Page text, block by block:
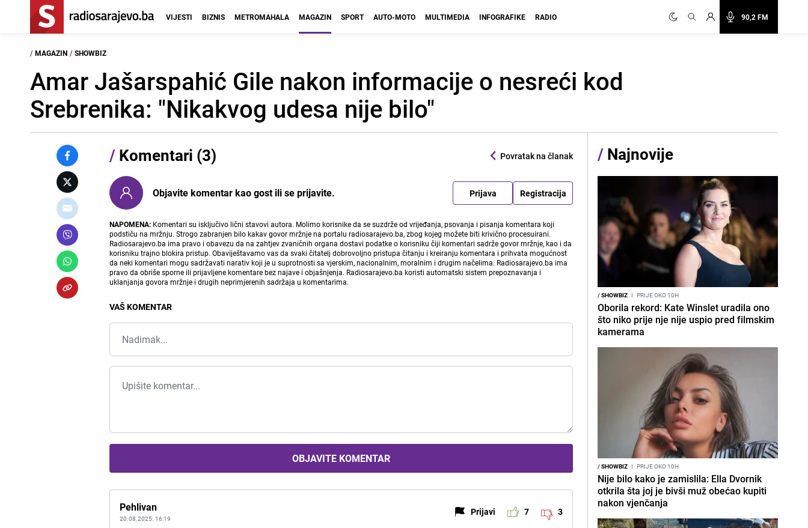
90,2 FM
VIJESTI BIZNIS METROMAHALA MAGAZIN SPORT AUTO-MOTO MULTIMEDIA INFOGRAFIKE RADIO
/ MAGAZIN / SHOWBIZ
Amar Jašarspahić Gile nakon informacije o nesreći kod
Srebrenika: "Nikakvog udesa nije bilo"
/ Komentari (3) Povratak na članak
Objavite komentar kao gost ili se prijavite. Prijava Registracija
NAPOMENA: Komentari su isključivo lični stavovi autora. Molimo korisnike da se suzdrže od vrijeđanja, psovanja i pisanja komentara koji
podstiču na mržnju. Strogo zabranjen bilo kakav govor mržnje na portalu radiosarajevo.ba, zbog kojeg možete biti krivično procesuirani.
Radiosarajevo.ba ima pravo i obavezu da na zahtjev zvaničnih organa dostavi podatke o korisniku čiji komentari sadrže govor mržnje, kao i da
korisniku trajno blokira pristup. Obaviještavamo vas da svaki čitatelj dobrovoljno pristupa čitanju i kreiranju komentara i prihvata mogućnost
da neki komentari mogu sadržavati narativ koji je u suprotnosti sa vjerskim, nacionalnim, moralnim i drugim načelima. Radiosarajevo.ba ima
pravo da obriše sporne ili prijavljene komentare bez najave i objašnjenja. Radiosarajevo.ba koristi automatski sistem prepoznavanja i
uklanjanja govora mržnje i drugih neprimjerenih sadržaja u komentarima.
VAŠ KOMENTAR
OBJAVITE KOMENTAR
Pehlivan
20.08.2025. 16:19
Prijavi 7 3
/ Najnovije
/SHOWBIZ I PRIJE OKO 10H
Oborila rekord: Kate Winslet uradila ono
što niko prije nje nije uspio pred filmskim
kamerama
/SHOWBIZ I PRIJE OKO 10H
Nije bilo kako je zamislila: Ella Dvornik
otkrila šta joj je bivši muž obećao kupiti
nakon vjenčanja